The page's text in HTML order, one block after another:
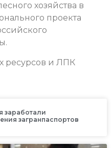
хозяйства в
проекта
ресурсов и ЛПК
заработали
загранпаспортов